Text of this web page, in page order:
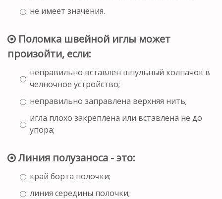
не имеет значения.
Поломка швейной иглы может
произойти, если:
неправильно вставлен шпульный колпачок в
челночное устройство;
неправильно заправлена верхняя нить;
игла плохо закреплена или вставлена не до
упора;
Линия полузаноса - это:
край борта полочки;
линия середины полочки;